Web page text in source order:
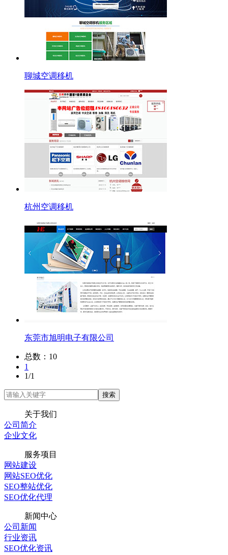
聊城空调移机
杭州空调移机
东莞市旭明电子有限公司
总数：10
1
1/1
关于我们
公司简介
企业文化
服务项目
网站建设
网站SEO优化
SEO整站优化
SEO优化代理
新闻中心
公司新闻
行业资讯
SEO优化资讯